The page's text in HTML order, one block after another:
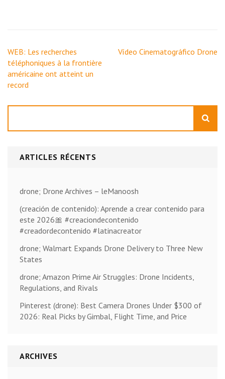
Navigation
de
l’article
WEB: Les recherches
téléphoniques à la frontière
américaine ont atteint un
record
Vídeo Cinematográfico Drone
ARTICLES RÉCENTS
drone; Drone Archives – leManoosh
(creación de contenido): Aprende a crear contenido para
este 2026🎀 #creaciondecontenido
#creadordecontenido #latinacreator
drone; Walmart Expands Drone Delivery to Three New
States
drone; Amazon Prime Air Struggles: Drone Incidents,
Regulations, and Rivals
Pinterest (drone): Best Camera Drones Under $300 of
2026: Real Picks by Gimbal, Flight Time, and Price
ARCHIVES